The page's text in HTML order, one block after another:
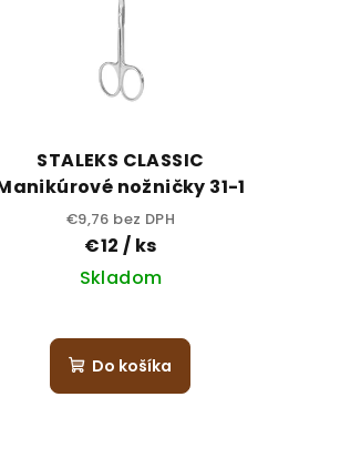
STALEKS CLASSIC
Manikúrové nožničky 31-1
€9,76 bez DPH
€12 / ks
Skladom
Do košíka